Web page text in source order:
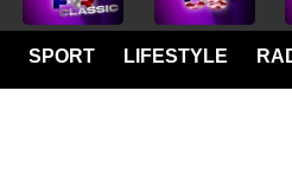
SPORT LIFESTYLE